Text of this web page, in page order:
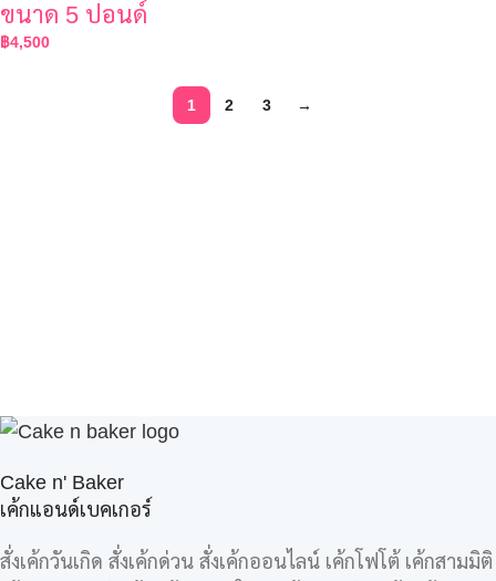
ขนาด 5 ปอนด์
฿4,500
1 2 3 →
Cake n' Baker
เค้กแอนด์เบคเกอร์
สั่งเค้กวันเกิด สั่งเค้กด่วน สั่งเค้กออนไลน์ เค้กโฟโต้ เค้กสามมิติ